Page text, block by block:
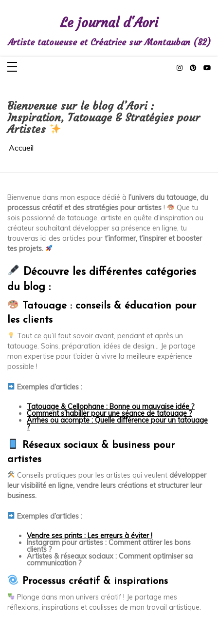
Le journal d'Aori
Artiste tatoueuse et Créatrice sur Montauban (82)
Bienvenue sur le blog d’Aori :
Inspiration, Tatouage & Stratégies pour
Artistes
Accueil
Bienvenue dans mon espace dédié à l’univers du tatouage, du
processus créatif et des stratégies pour artistes !
Que tu
sois passionné de tatouage, artiste en quête d’inspiration ou
créateur souhaitant développer sa présence en ligne, tu
trouveras ici des articles pour t’informer, t’inspirer et booster
tes projets.
Découvre les différentes catégories
du blog :
Tatouage : conseils & éducation pour
les clients
Tout ce qu’il faut savoir avant, pendant et après un
tatouage. Soins, préparation, idées de design… Je partage
mon expertise pour t’aider à vivre la meilleure expérience
possible !
Exemples d’articles :
Tatouage & Cellophane : Bonne ou mauvaise idée ?
Comment s’habiller pour une séance de tatouage ?
Arrhes ou acompte : Quelle différence pour un tatouage
?
Réseaux sociaux & business pour
artistes
Conseils pratiques pour les artistes qui veulent développer
leur visibilité en ligne, vendre leurs créations et structurer leur
business.
Exemples d’articles :
Vendre ses prints : Les erreurs à éviter !
Instagram pour artistes : Comment attirer les bons
clients ?
Artistes & réseaux sociaux : Comment optimiser sa
communication ?
Processus créatif & inspirations
Plonge dans mon univers créatif ! Je partage mes
réflexions, inspirations et coulisses de mon travail artistique.